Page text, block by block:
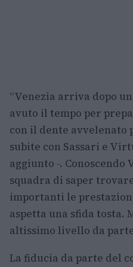
“Venezia arriva dopo
avuto il tempo per
con il dente avvelenato
subite con Sassari e
aggiunto -. Conoscendo
squadra di saper
importanti le
aspetta una sfida tosta.
altissimo livello da
La fiducia da parte del